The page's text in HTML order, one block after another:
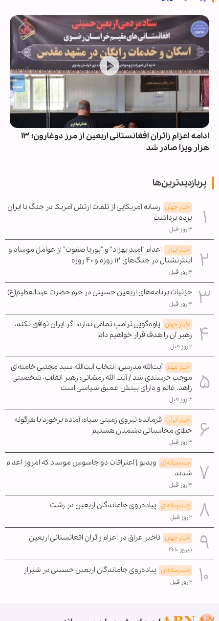
ادامه اعزام زائران افغانستانی اربعین از مرز دوغارون؛ ۱۳
هزار ویزا صادر شد
پربازدیدترین‌ها
اخبار جهان رسانه آمریکایی از تلفات ارتش آمریکا در جنگ با ایران
پرده برداشت
۳ روز قبل
اخبار ایران اعدام "امید بهزاد" و "پوریا صفوت" از عوامل موساد و
اینترنشنال در جنگ‌های ۱۲ روزه و ۴۰ روزه
۳ روز قبل
جزئیات برنامه‌های اربعین حسینی در حرم حضرت عبدالعظیم(ع)
۳ روز قبل
اخبار جهان یاوه‌گویی ترامپ تمامی ندارد؛ اگر ایران توافق نکند،
رهبر آن را هدف قرار خواهیم داد!
۲ روز قبل
اخبار مهم آیت‌الله مدرسی: انتخاب آیت‌الله سید مجتبی خامنه‌ای
موجب خرسندی شد / آیت الله رمضانی: رهبر انقلاب، شخصیتی
زاهد، عالم و دارای بینش عمیق سیاسی است
۳ روز قبل
اخبار ایران فرمانده نیروی زمینی سپاه: آماده برخورد با هرگونه
خطای محاسباتی دشمنان هستیم
۳ روز قبل
چندرسانه‌ای ویدیو | اعترافات دو جاسوس موساد که امروز اعدام
شدند
۳ روز قبل
چندرسانه‌ای پیاده‌روی جاماندگان اربعین در رشت
۲ روز قبل
اخبار جهان تأخیر عراق در اعزام زائران افغانستانی اربعین
دیروز ۱۹:۱۰
چندرسانه‌ای پیاده‌روی جاماندگان اربعین حسینی در شیراز
۲ روز قبل